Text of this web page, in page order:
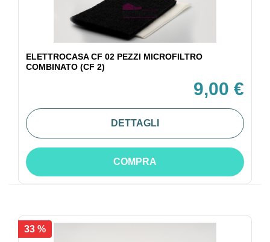
ELETTROCASA CF 02 PEZZI MICROFILTRO
COMBINATO (CF 2)
9,00 €
DETTAGLI
COMPRA
33 %